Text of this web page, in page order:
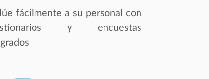
fácilmente a su personal con
y encuestas